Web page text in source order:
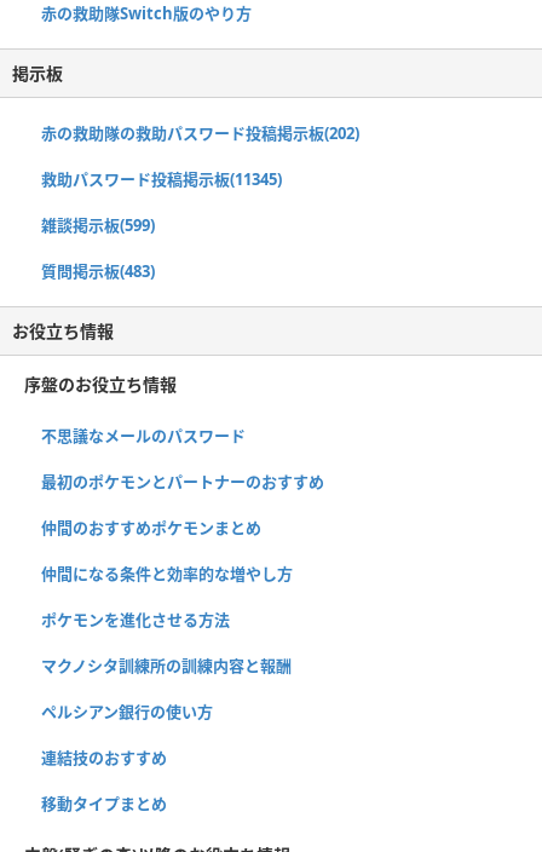
赤の救助隊Switch版のやり方
掲示板
赤の救助隊の救助パスワード投稿掲示板(202)
救助パスワード投稿掲示板(11345)
雑談掲示板(599)
質問掲示板(483)
お役立ち情報
序盤のお役立ち情報
不思議なメールのパスワード
最初のポケモンとパートナーのおすすめ
仲間のおすすめポケモンまとめ
仲間になる条件と効率的な増やし方
ポケモンを進化させる方法
マクノシタ訓練所の訓練内容と報酬
ペルシアン銀行の使い方
連結技のおすすめ
移動タイプまとめ